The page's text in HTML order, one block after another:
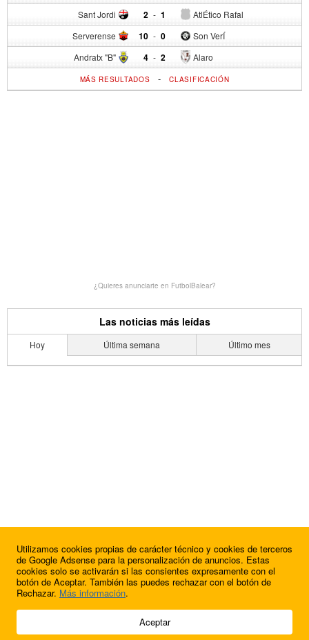
Sant Jordi 2 - AtlÉtico Rafal
1
Serverense 10 - Son VerÍ
0
Andratx "B" 4 - Alaro
2
MÁS RESULTADOS -CLASIFICACIÓN
¿Quieres anunciarte en FutbolBalear?
Las noticias más leídas
Hoy Última semana Último mes
© 2009 - 2026 Soluciones Corporativas IP, SL.
Utilizamos cookies propias de carácter técnico y cookies de terceros
de Google Adsense para la personalización de anuncios. Estas
cookies solo se activarán si las consientes expresamente con el
botón de Aceptar. También las puedes rechazar con el botón de
Rechazar. Más información.
Aceptar